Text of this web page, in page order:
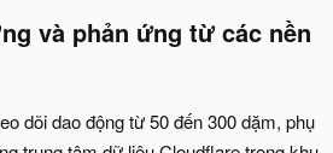
và phản ứng từ các nền
dõi dao động từ 50 đến 300 dặm, phụ